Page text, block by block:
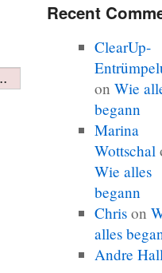
Recent
ClearUp-
onWie
begann
Marina
Wottschal
Wie alles
begann
Chris on
alles
Andre